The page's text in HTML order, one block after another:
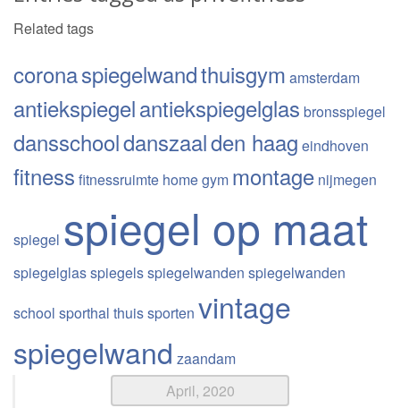
Related tags
coronaspiegelwandthuisgym amsterdam
antiekspiegelantiekspiegelglas bronsspiegel
dansschooldanszaalden haag eindhoven
fitness fitnessruimte home gym montage nijmegen
spiegel spiegel op maat
spiegelglasspiegelsspiegelwanden spiegelwanden
school sporthal thuis sporten vintage
spiegelwand zaandam
April, 2020